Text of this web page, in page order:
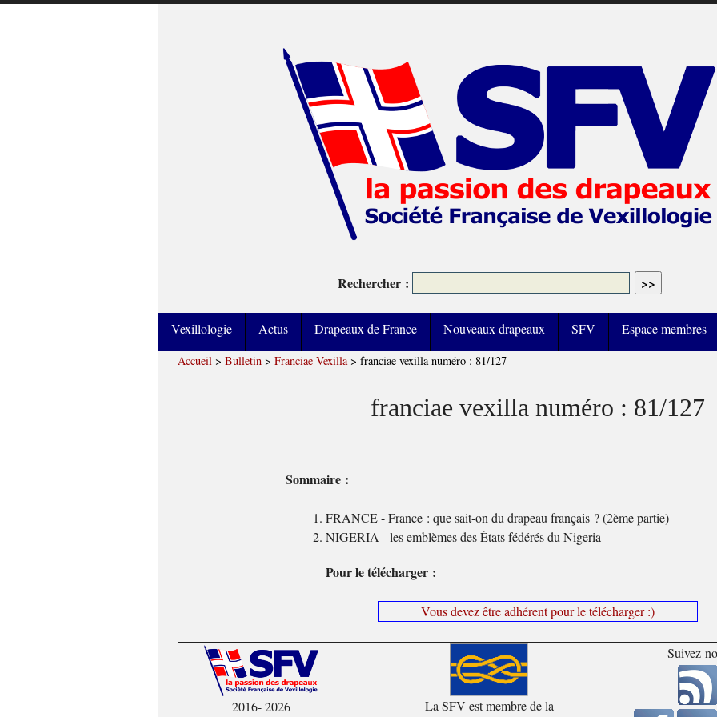
Rechercher :
Vexillologie Actus Drapeaux de France Nouveaux drapeaux SFV Espace membres
Accueil > Bulletin > Franciae Vexilla> franciae vexilla numéro : 81/127
franciae vexilla numéro : 81/127
Sommaire :
FRANCE - France : que sait-on du drapeau français ? (2ème partie)
NIGERIA - les emblèmes des États fédérés du Nigeria
Pour le télécharger :
Vous devez être adhérent pour le télécharger :)
2016- 2026
La SFV est membre de la
Suivez-